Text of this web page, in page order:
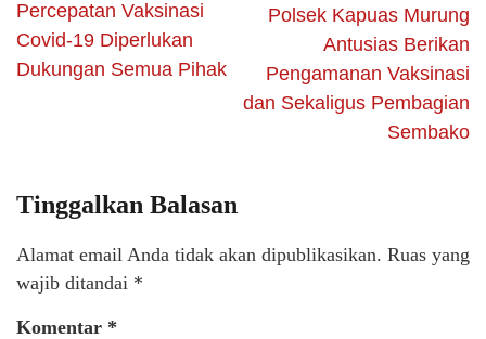
Percepatan Vaksinasi
Covid-19 Diperlukan
Dukungan Semua Pihak
Polsek Kapuas Murung
Antusias Berikan
Pengamanan Vaksinasi
dan Sekaligus Pembagian
Sembako
Tinggalkan Balasan
Alamat email Anda tidak akan dipublikasikan. Ruas yang
wajib ditandai *
Komentar *